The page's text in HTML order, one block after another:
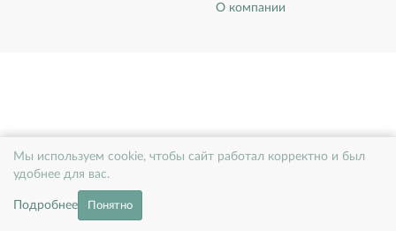
Мы используем cookie, чтобы сайт работал корректно и был
удобнее для вас.
Подробнее Понятно
О компании